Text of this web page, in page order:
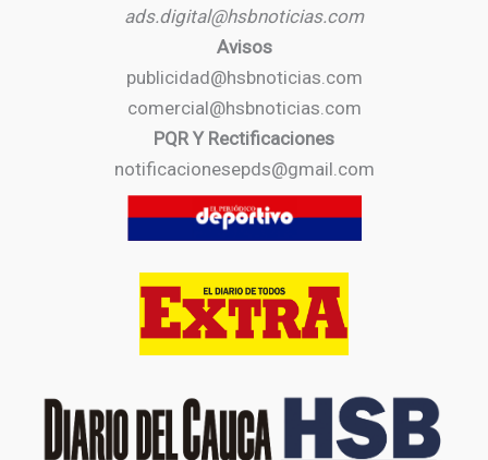
ads.digital@hsbnoticias.com
Avisos
publicidad@hsbnoticias.com
comercial@hsbnoticias.com
PQR Y Rectificaciones
notificacionesepds@gmail.com